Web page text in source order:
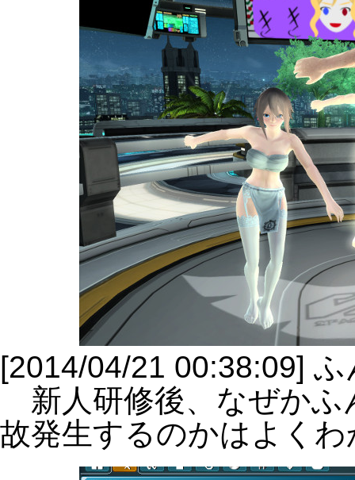
[2014/04/21 00:38:09]
新人研修後、なぜかふ
故発生するのかはよく